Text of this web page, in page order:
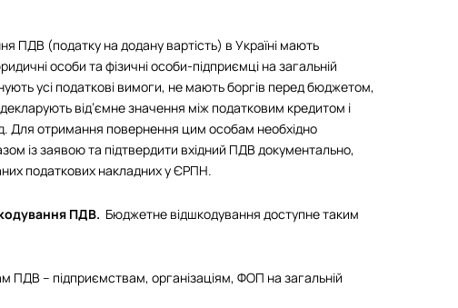
ПДВ (податку на додану вартість) в Україні мають
особи та фізичні особи-підприємці на загальній
усі податкові вимоги, не мають боргів перед бюджетом,
від’ємне значення між податковим кредитом і
Для отримання повернення цим особам необхідно
із заявою та підтвердити вхідний ПДВ документально,
податкових накладних у ЄРПН.
ПДВ. Бюджетне відшкодування доступне таким
ПДВ – підприємствам, організаціям, ФОП на загальній